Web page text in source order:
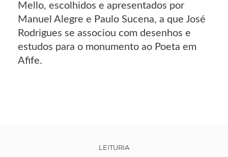
Mello, escolhidos e apresentados por
Manuel Alegre e Paulo Sucena, a que José
Rodrigues se associou com desenhos e
estudos para o monumento ao Poeta em
Afife.
LEITURIA